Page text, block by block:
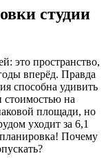
студии
это пространство,
вперёд. Правда
способна удивить
на
площади, но
уходит за 6,1
Почему